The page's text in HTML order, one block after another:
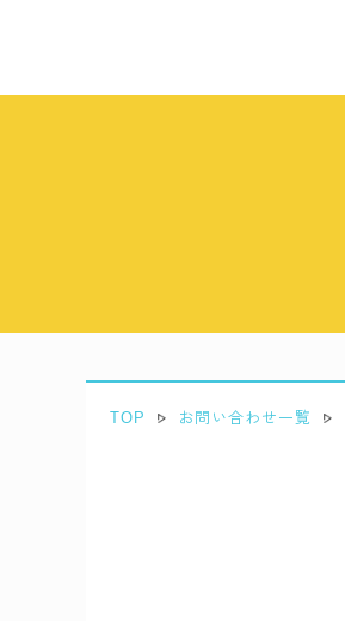
TOP お問い合わせ一覧